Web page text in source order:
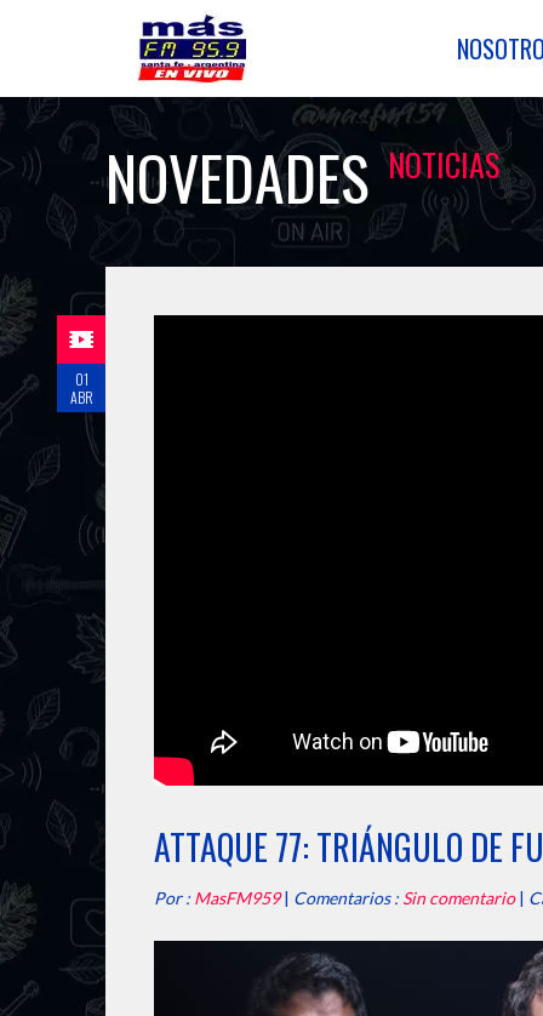
NOVEDADES NOTICIAS
ATTAQUE 77: TRIÁNGULO DE
Por : MasFM959| Comentarios : Sin comentario|
01
ABR